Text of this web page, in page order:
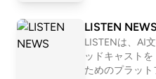
創業、2011年
年に株式会社
で働く。 株式
【UNKNOWN
eetingtakumi 📩シットとシッポへの問い合わせ
はコチラ
LISTEN NEWS
LISTENは、AI
ッドキャストを
ためのプラッ